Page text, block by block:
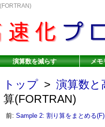
演算数を減らす メモ
トップ > 演算数と
算(FORTRAN)
前: Sample 2: 割り算をまとめる(F)